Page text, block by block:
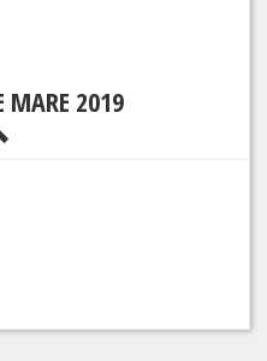
MARE 2019